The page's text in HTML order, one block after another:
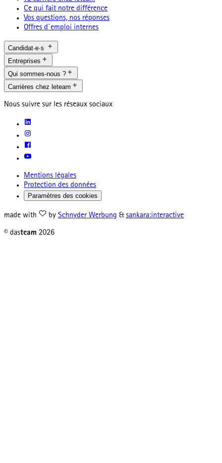
Ce qui fait notre différence
Vos questions, nos réponses
Offres d`emploi internes
Candidat·e·s
Entreprises
Qui sommes-nous ?
Carrières chez leteam
Nous suivre sur les réseaux sociaux
Mentions légales
Protection des données
Paramètres des cookies
made with by Schnyder Werbung & sankara:interactive
© dasteam 2026